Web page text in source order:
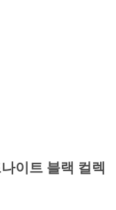
이트 블랙 컬렉